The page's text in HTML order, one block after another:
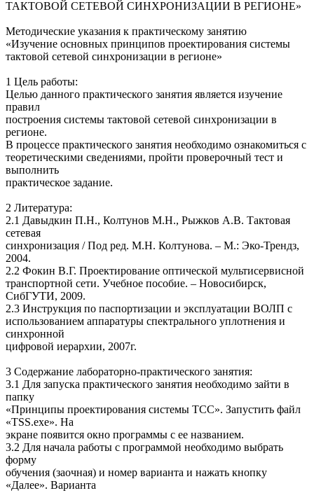
ТАКТОВОЙ СЕТЕВОЙ СИНХРОНИЗАЦИИ В РЕГИОНЕ»
Методические указания к практическому занятию
«Изучение основных принципов проектирования системы
тактовой сетевой синхронизации в регионе»
1 Цель работы:
Целью данного практического занятия является изучение
правил
построения системы тактовой сетевой синхронизации в
регионе.
В процессе практического занятия необходимо ознакомиться с
теоретическими сведениями, пройти проверочный тест и
выполнить
практическое задание.
2 Литература:
2.1 Давыдкин П.Н., Колтунов М.Н., Рыжков А.В. Тактовая
сетевая
синхронизация / Под ред. М.Н. Колтунова. – М.: Эко-Трендз,
2004.
2.2 Фокин В.Г. Проектирование оптической мультисервисной
транспортной сети. Учебное пособие. – Новосибирск,
СибГУТИ, 2009.
2.3 Инструкция по паспортизации и эксплуатации ВОЛП с
использованием аппаратуры спектрального уплотнения и
синхронной
цифровой иерархии, 2007г.
3 Содержание лабораторно-практического занятия:
3.1 Для запуска практического занятия необходимо зайти в
папку
«Принципы проектирования системы ТСС». Запустить файл
«TSS.exe». На
экране появится окно программы с ее названием.
3.2 Для начала работы с программой необходимо выбрать
форму
обучения (заочная) и номер варианта и нажать кнопку
«Далее». Варианта